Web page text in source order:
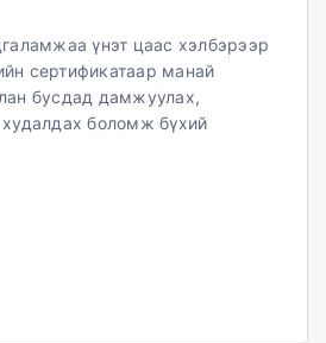
үнэт цаас хэлбэрээр
сертификатаар манай
бусдад дамжуулах,
боломж бүхий